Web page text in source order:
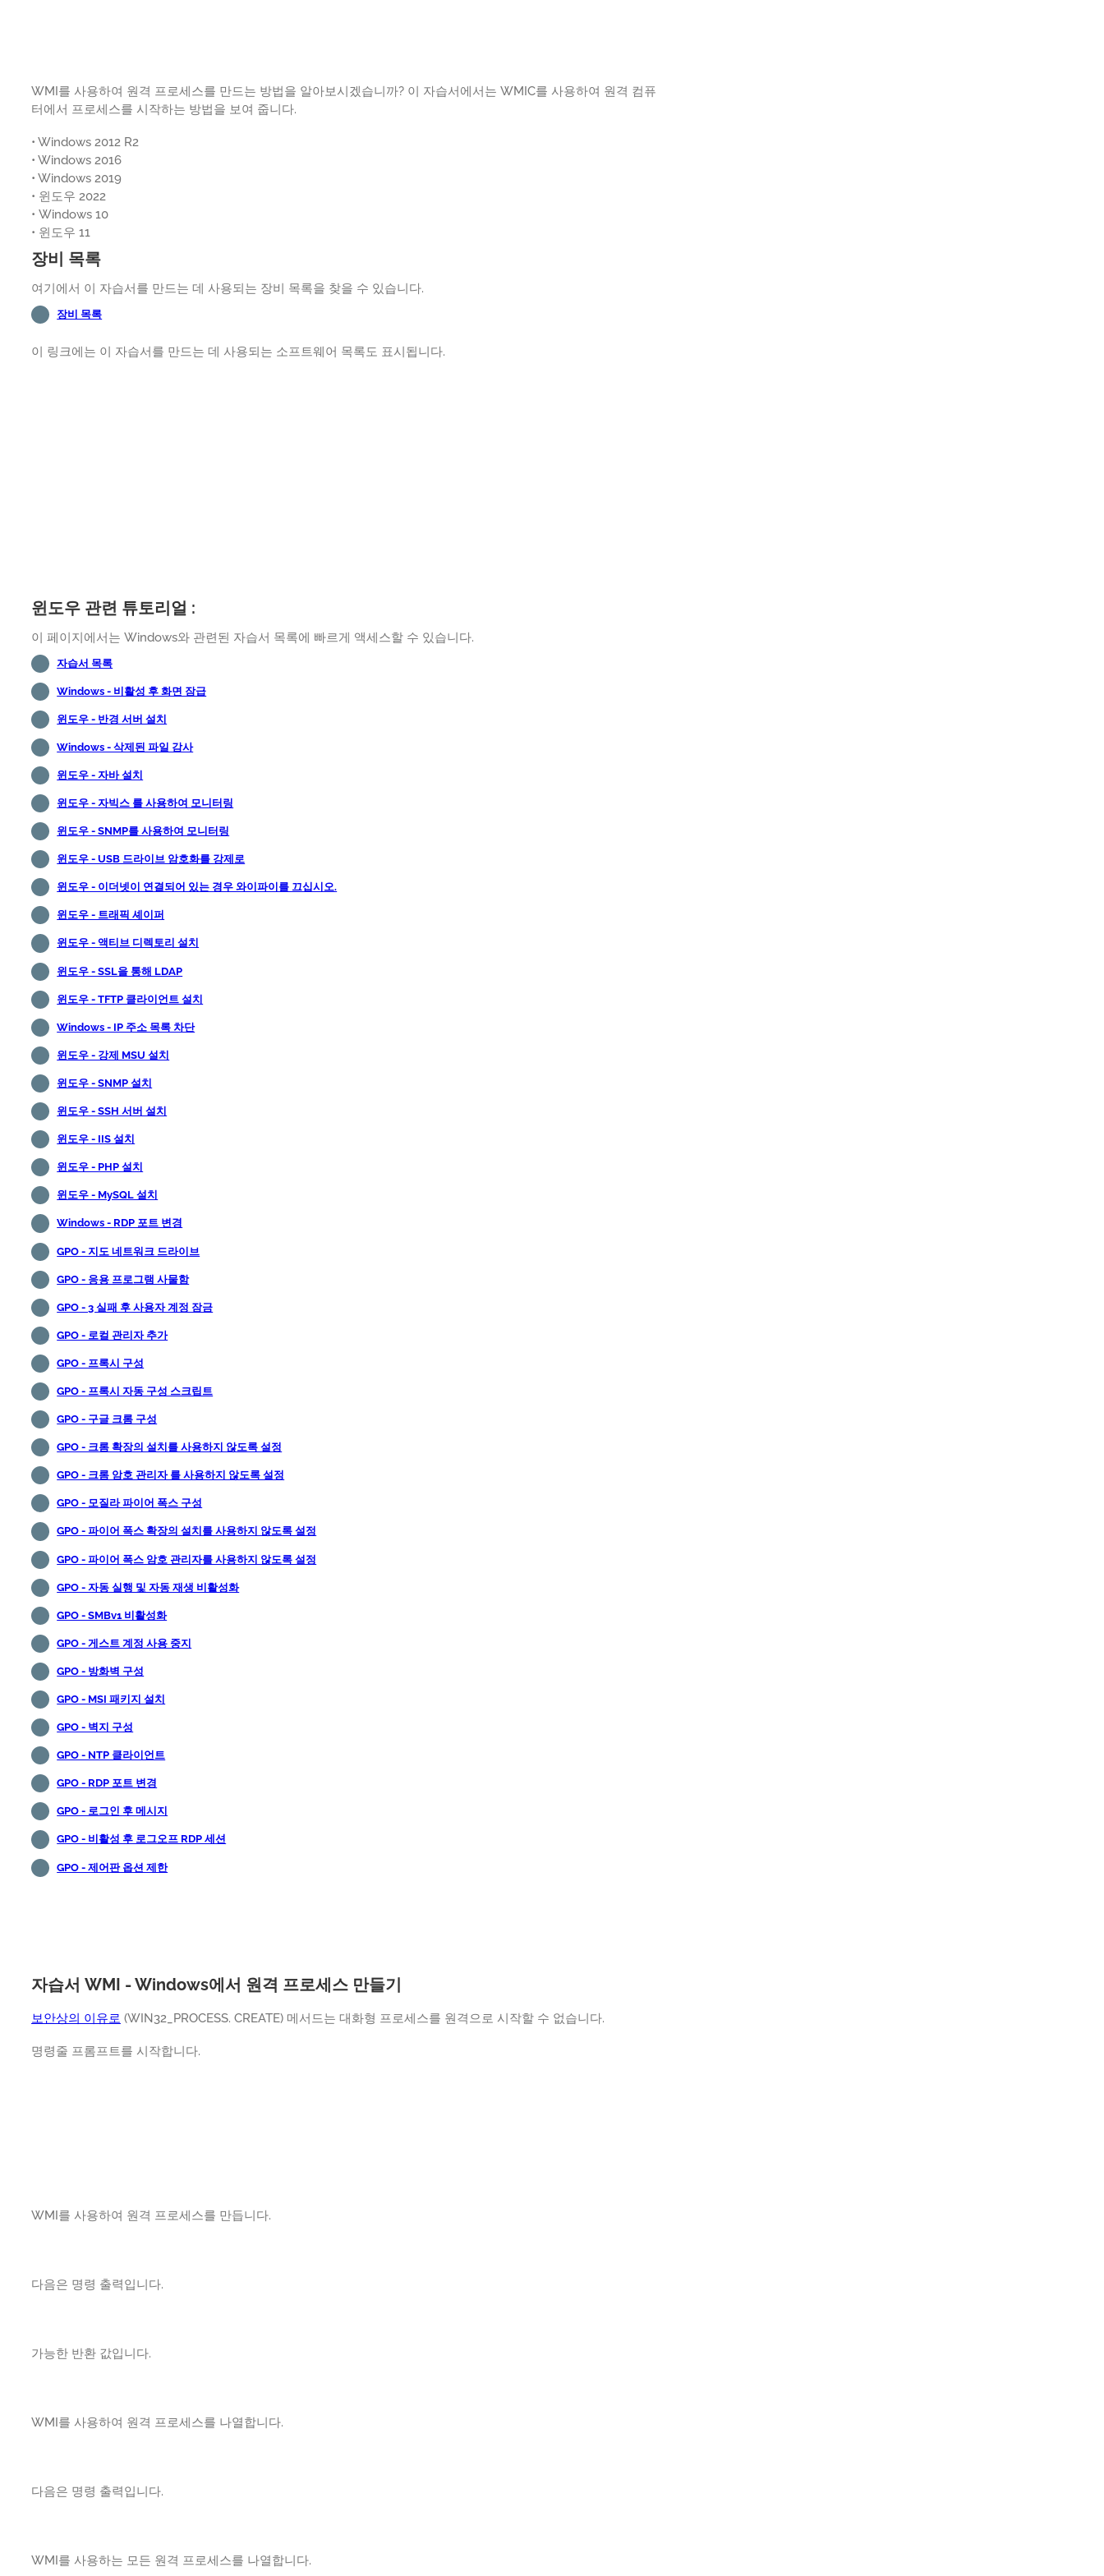
WMI를 사용하여 원격 프로세스를 만드는 방법을 알아보시겠습니까? 이 자습서에서는 WMIC를 사용하여 원격 컴퓨
터에서 프로세스를 시작하는 방법을 보여 줍니다.
• Windows 2012 R2
• Windows 2016
• Windows 2019
• 윈도우 2022
• Windows 10
• 윈도우 11
장비 목록
여기에서 이 자습서를 만드는 데 사용되는 장비 목록을 찾을 수 있습니다.
장비 목록
이 링크에는 이 자습서를 만드는 데 사용되는 소프트웨어 목록도 표시됩니다.
윈도우 관련 튜토리얼 :
이 페이지에서는 Windows와 관련된 자습서 목록에 빠르게 액세스할 수 있습니다.
자습서 목록
Windows - 비활성 후 화면 잠급
윈도우 - 반경 서버 설치
Windows - 삭제된 파일 감사
윈도우 - 자바 설치
윈도우 - 자빅스 를 사용하여 모니터링
윈도우 - SNMP를 사용하여 모니터링
윈도우 - USB 드라이브 암호화를 강제로
윈도우 - 이더넷이 연결되어 있는 경우 와이파이를 끄십시오.
윈도우 - 트래픽 셰이퍼
윈도우 - 액티브 디렉토리 설치
윈도우 - SSL을 통해 LDAP
윈도우 - TFTP 클라이언트 설치
Windows - IP 주소 목록 차단
윈도우 - 강제 MSU 설치
윈도우 - SNMP 설치
윈도우 - SSH 서버 설치
윈도우 - IIS 설치
윈도우 - PHP 설치
윈도우 - MySQL 설치
Windows - RDP 포트 변경
GPO - 지도 네트워크 드라이브
GPO - 응용 프로그램 사물함
GPO - 3 실패 후 사용자 계정 잠금
GPO - 로컬 관리자 추가
GPO - 프록시 구성
GPO - 프록시 자동 구성 스크립트
GPO - 구글 크롬 구성
GPO - 크롬 확장의 설치를 사용하지 않도록 설정
GPO - 크롬 암호 관리자 를 사용하지 않도록 설정
GPO - 모질라 파이어 폭스 구성
GPO - 파이어 폭스 확장의 설치를 사용하지 않도록 설정
GPO - 파이어 폭스 암호 관리자를 사용하지 않도록 설정
GPO - 자동 실행 및 자동 재생 비활성화
GPO - SMBv1 비활성화
GPO - 게스트 계정 사용 중지
GPO - 방화벽 구성
GPO - MSI 패키지 설치
GPO - 벽지 구성
GPO - NTP 클라이언트
GPO - RDP 포트 변경
GPO - 로그인 후 메시지
GPO - 비활성 후 로그오프 RDP 세션
GPO - 제어판 옵션 제한
자습서 WMI - Windows에서 원격 프로세스 만들기
보안상의 이유로 (WIN32_PROCESS. CREATE) 메서드는 대화형 프로세스를 원격으로 시작할 수 없습니다.
명령줄 프롬프트를 시작합니다.
WMI를 사용하여 원격 프로세스를 만듭니다.
다음은 명령 출력입니다.
가능한 반환 값입니다.
WMI를 사용하여 원격 프로세스를 나열합니다.
다음은 명령 출력입니다.
WMI를 사용하는 모든 원격 프로세스를 나열합니다.